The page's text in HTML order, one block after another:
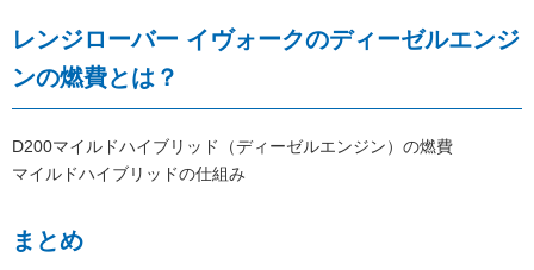
レンジローバー イヴォークのディーゼルエンジ
ンの燃費とは？
D200マイルドハイブリッド（ディーゼルエンジン）の燃費
マイルドハイブリッドの仕組み
まとめ